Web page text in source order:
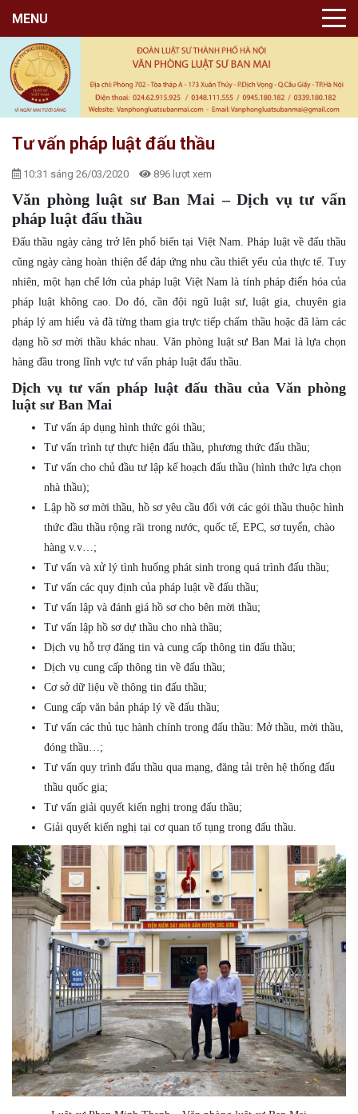
MENU
Tư vấn pháp luật đấu thầu
10:31 sáng 26/03/2020 896 lượt xem
Văn phòng luật sư Ban Mai – Dịch vụ tư vấn
pháp luật đấu thầu
Đấu thầu ngày càng trở lên phổ biến tại Việt Nam. Pháp luật về đấu thầu
cũng ngày càng hoàn thiện để đáp ứng nhu cầu thiết yếu của thực tế. Tuy
nhiên, một hạn chế lớn của pháp luật Việt Nam là tính pháp điển hóa của
pháp luật không cao. Do đó, cần đội ngũ luật sư, luật gia, chuyên gia
pháp lý am hiểu và đã từng tham gia trực tiếp chấm thầu hoặc đã làm các
dạng hồ sơ mời thầu khác nhau. Văn phòng luật sư Ban Mai là lựa chọn
hàng đầu trong lĩnh vực tư vấn pháp luật đấu thầu.
Dịch vụ tư vấn pháp luật đấu thầu của Văn phòng
luật sư Ban Mai
Tư vấn áp dụng hình thức gói thầu;
Tư vấn trình tự thực hiện đấu thầu, phương thức đấu thầu;
Tư vấn cho chủ đầu tư lập kế hoạch đấu thầu (hình thức lựa chọn
nhà thầu);
Lập hồ sơ mời thầu, hồ sơ yêu cầu đối với các gói thầu thuộc hình
thức đầu thầu rộng rãi trong nước, quốc tế, EPC, sơ tuyển, chào
hàng v.v…;
Tư vấn và xử lý tình huống phát sinh trong quá trình đấu thầu;
Tư vấn các quy định của pháp luật về đấu thầu;
Tư vấn lập và đánh giá hồ sơ cho bên mời thầu;
Tư vấn lập hồ sơ dự thầu cho nhà thầu;
Dịch vụ hỗ trợ đăng tin và cung cấp thông tin đấu thầu;
Dịch vụ cung cấp thông tin về đấu thầu;
Cơ sở dữ liệu về thông tin đấu thầu;
Cung cấp văn bản pháp lý về đấu thầu;
Tư vấn các thủ tục hành chính trong đấu thầu: Mở thầu, mời thầu,
đóng thầu…;
Tư vấn quy trình đấu thầu qua mạng, đăng tải trên hệ thống đấu
thầu quốc gia;
Tư vấn giải quyết kiến nghị trong đấu thầu;
Giải quyết kiến nghị tại cơ quan tố tụng trong đấu thầu.